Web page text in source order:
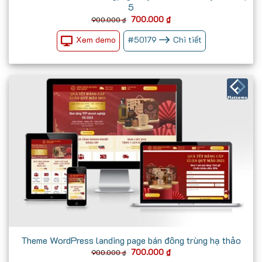
5
900.000₫ Giá
là:
900.000 ₫.
700.000 ₫Giá
hiện
tại
là:
700.000 ₫.
Xem demo #50179 Chi tiết
Theme WordPress landing page bán đông trùng hạ thảo
900.000₫ Giá
700.000 ₫Giá
hiện